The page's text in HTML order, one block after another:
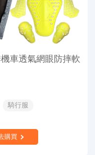
車透氣網眼防摔軟
騎行服
購買